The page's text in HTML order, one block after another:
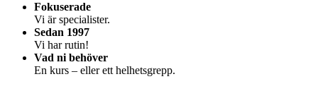
Fokuserade
Vi är specialister.
Sedan 1997
Vi har rutin!
Vad ni behöver
En kurs – eller ett helhetsgrepp.